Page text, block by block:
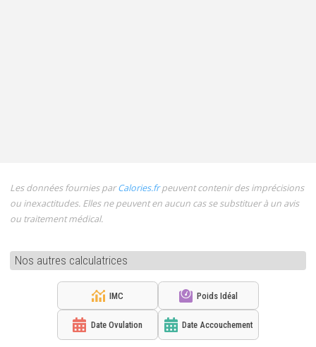
Les données fournies parCalories.frpeuvent contenir des imprécisions
ou inexactitudes. Elles ne peuvent en aucun cas se substituer à un avis
ou traitement médical.
Nos autres calculatrices
IMC Poids Idéal
Date Ovulation Date Accouchement